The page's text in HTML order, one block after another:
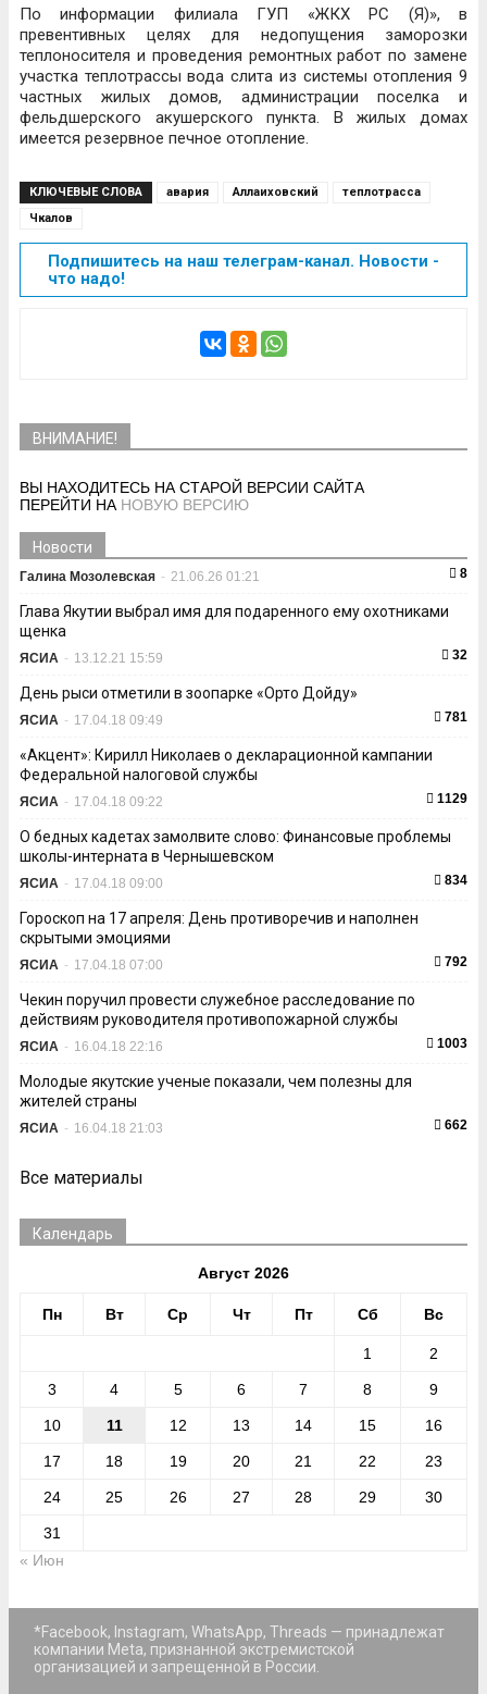
По информации филиала ГУП «ЖКХ РС (Я)», в
превентивных целях для недопущения заморозки
теплоносителя и проведения ремонтных работ по замене
участка теплотрассы вода слита из системы отопления 9
частных жилых домов, администрации поселка и
фельдшерского акушерского пункта. В жилых домах
имеется резервное печное отопление.
КЛЮЧЕВЫЕ СЛОВА авария Аллаиховский
теплотрасса
Чкалов
Подпишитесь на наш телеграм-канал. Новости -
что надо!
ВНИМАНИЕ!
ВЫ НАХОДИТЕСЬ НА СТАРОЙ ВЕРСИИ САЙТА
ПЕРЕЙТИ НА НОВУЮ ВЕРСИЮ
Новости
Галина Мозолевская - 21.06.26 01:21 8
Глава Якутии выбрал имя для подаренного ему охотниками
щенка
ЯСИА - 13.12.21 15:59 32
День рыси отметили в зоопарке «Орто Дойду»
ЯСИА - 17.04.18 09:49 781
«Акцент»: Кирилл Николаев о декларационной кампании
Федеральной налоговой службы
ЯСИА - 17.04.18 09:22 1129
О бедных кадетах замолвите слово: Финансовые проблемы
школы-интерната в Чернышевском
ЯСИА - 17.04.18 09:00 834
Гороскоп на 17 апреля: День противоречив и наполнен
скрытыми эмоциями
ЯСИА - 17.04.18 07:00 792
Чекин поручил провести служебное расследование по
действиям руководителя противопожарной службы
ЯСИА - 16.04.18 22:16 1003
Молодые якутские ученые показали, чем полезны для
жителей страны
ЯСИА - 16.04.18 21:03 662
Все материалы
Календарь
Август 2026
Пн Вт Ср Чт Пт Сб Вс
1 2
3 4 5 6 7 8 9
10 11 12 13 14 15 16
17 18 19 20 21 22 23
24 25 26 27 28 29 30
31
« Июн
*Facebook, Instagram, WhatsApp, Threads — принадлежат
компании Meta, признанной экстремистской
организацией и запрещенной в России.